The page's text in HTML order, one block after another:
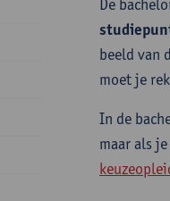
De
beeld van
moet je
In de
maar als